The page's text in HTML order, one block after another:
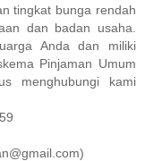
tingkat bunga rendah
dan badan usaha.
Anda dan miliki
Pinjaman Umum
menghubungi kami